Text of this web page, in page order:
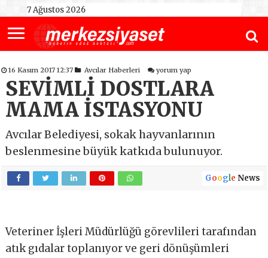
7 Ağustos 2026
16 Kasım 2017 12:37 Avcılar Haberleri yorum yap
SEVİMLİ DOSTLARA
MAMA İSTASYONU
Avcılar Belediyesi, sokak hayvanlarının
beslenmesine büyük katkıda bulunuyor.
Google News
Veteriner İşleri Müdürlüğü görevlileri tarafından
atık gıdalar toplanıyor ve geri dönüşümleri